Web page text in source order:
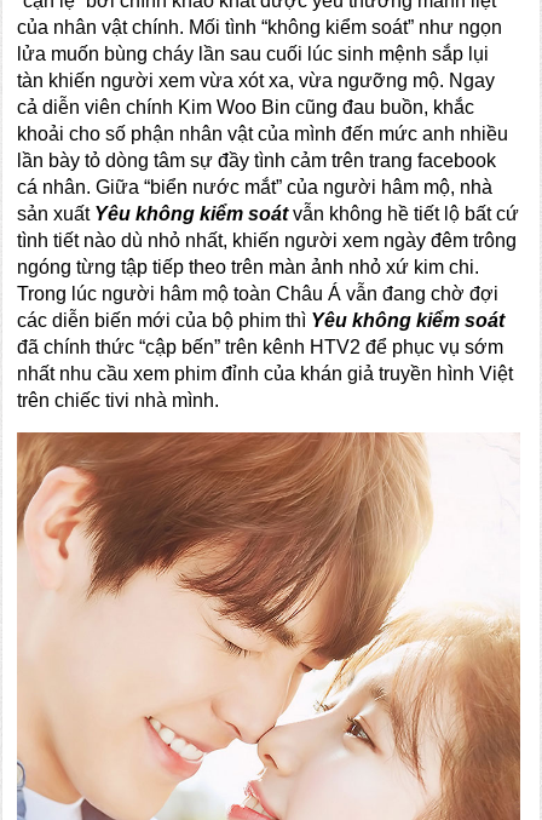
của nhân vật chính. Mối tình “không kiểm soát” như ngọn
lửa muốn bùng cháy lần sau cuối lúc sinh mệnh sắp lụi
tàn khiến người xem vừa xót xa, vừa ngưỡng mộ. Ngay
cả diễn viên chính Kim Woo Bin cũng đau buồn, khắc
khoải cho số phận nhân vật của mình đến mức anh nhiều
lần bày tỏ dòng tâm sự đầy tình cảm trên trang facebook
cá nhân. Giữa “biển nước mắt” của người hâm mộ, nhà
sản xuất Yêu không kiểm soátvẫn không hề tiết lộ bất cứ
tình tiết nào dù nhỏ nhất, khiến người xem ngày đêm trông
ngóng từng tập tiếp theo trên màn ảnh nhỏ xứ kim chi.
Trong lúc người hâm mộ toàn Châu Á vẫn đang chờ đợi
các diễn biến mới của bộ phim thì Yêu không kiểm soát
đã chính thức “cập bến” trên kênh HTV2 để phục vụ sớm
nhất nhu cầu xem phim đỉnh của khán giả truyền hình Việt
trên chiếc tivi nhà mình.